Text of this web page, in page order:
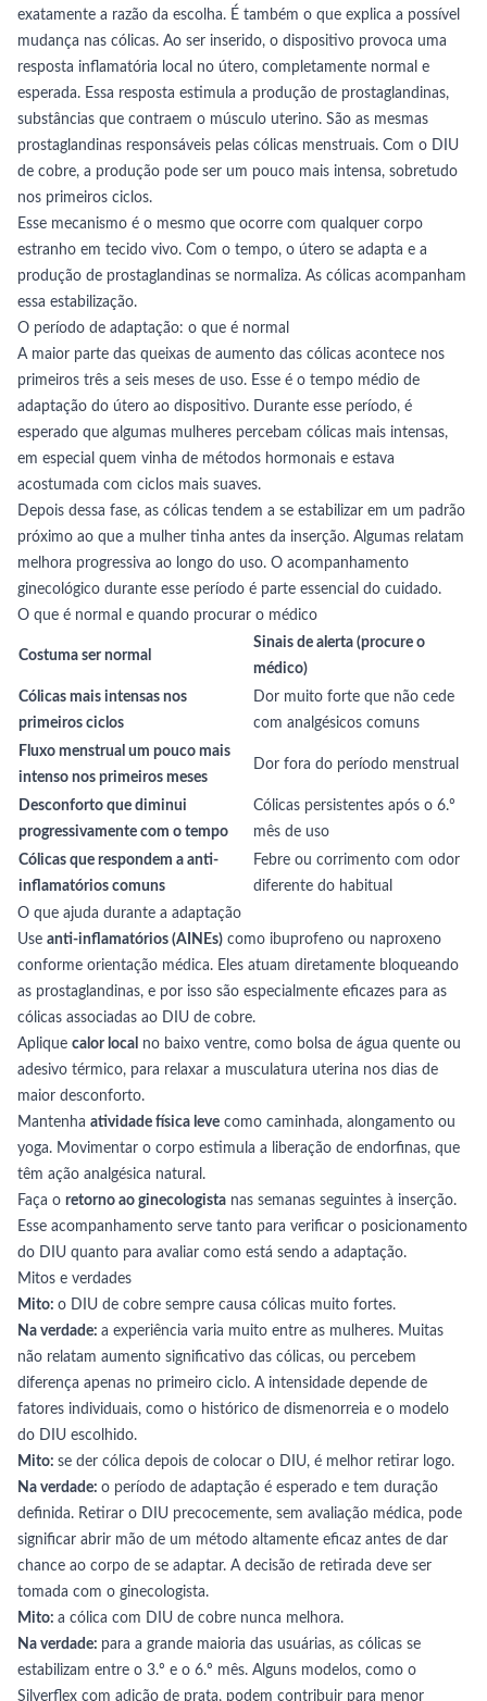
exatamente a razão da escolha. É também o que explica a possível
mudança nas cólicas. Ao ser inserido, o dispositivo provoca uma
resposta inflamatória local no útero, completamente normal e
esperada. Essa resposta estimula a produção de prostaglandinas,
substâncias que contraem o músculo uterino. São as mesmas
prostaglandinas responsáveis pelas cólicas menstruais. Com o DIU
de cobre, a produção pode ser um pouco mais intensa, sobretudo
nos primeiros ciclos.
Esse mecanismo é o mesmo que ocorre com qualquer corpo
estranho em tecido vivo. Com o tempo, o útero se adapta e a
produção de prostaglandinas se normaliza. As cólicas acompanham
essa estabilização.
O período de adaptação: o que é normal
A maior parte das queixas de aumento das cólicas acontece nos
primeiros três a seis meses de uso. Esse é o tempo médio de
adaptação do útero ao dispositivo. Durante esse período, é
esperado que algumas mulheres percebam cólicas mais intensas,
em especial quem vinha de métodos hormonais e estava
acostumada com ciclos mais suaves.
Depois dessa fase, as cólicas tendem a se estabilizar em um padrão
próximo ao que a mulher tinha antes da inserção. Algumas relatam
melhora progressiva ao longo do uso. O acompanhamento
ginecológico durante esse período é parte essencial do cuidado.
O que é normal e quando procurar o médico
Costuma ser normal
Sinais de alerta (procure o
médico)
Cólicas mais intensas nos
primeiros ciclos
Dor muito forte que não cede
com analgésicos comuns
Fluxo menstrual um pouco mais
intenso nos primeiros meses
Dor fora do período menstrual
Desconforto que diminui
progressivamente com o tempo
Cólicas persistentes após o 6.º
mês de uso
Cólicas que respondem a anti-
inflamatórios comuns
Febre ou corrimento com odor
diferente do habitual
O que ajuda durante a adaptação
Use anti-inflamatórios (AINEs) como ibuprofeno ou naproxeno
conforme orientação médica. Eles atuam diretamente bloqueando
as prostaglandinas, e por isso são especialmente eficazes para as
cólicas associadas ao DIU de cobre.
Aplique calor local no baixo ventre, como bolsa de água quente ou
adesivo térmico, para relaxar a musculatura uterina nos dias de
maior desconforto.
Mantenha atividade física leve como caminhada, alongamento ou
yoga. Movimentar o corpo estimula a liberação de endorfinas, que
têm ação analgésica natural.
Faça o retorno ao ginecologista nas semanas seguintes à inserção.
Esse acompanhamento serve tanto para verificar o posicionamento
do DIU quanto para avaliar como está sendo a adaptação.
Mitos e verdades
Mito: o DIU de cobre sempre causa cólicas muito fortes.
Na verdade: a experiência varia muito entre as mulheres. Muitas
não relatam aumento significativo das cólicas, ou percebem
diferença apenas no primeiro ciclo. A intensidade depende de
fatores individuais, como o histórico de dismenorreia e o modelo
do DIU escolhido.
Mito: se der cólica depois de colocar o DIU, é melhor retirar logo.
Na verdade: o período de adaptação é esperado e tem duração
definida. Retirar o DIU precocemente, sem avaliação médica, pode
significar abrir mão de um método altamente eficaz antes de dar
chance ao corpo de se adaptar. A decisão de retirada deve ser
tomada com o ginecologista.
Mito: a cólica com DIU de cobre nunca melhora.
Na verdade: para a grande maioria das usuárias, as cólicas se
estabilizam entre o 3.º e o 6.º mês. Alguns modelos, como o
Silverflex com adição de prata, podem contribuir para menor